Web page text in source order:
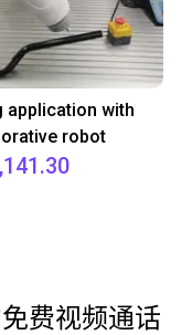
application with
robot
费视频通话